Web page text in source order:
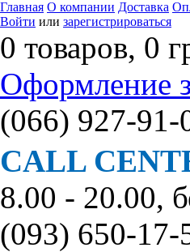
Главная О компании Доставка
Войти или зарегистрироваться
0 товаров, 0
Оформление
(066) 927-91-
CALL
8.00 - 20.00,
(093) 650-17-